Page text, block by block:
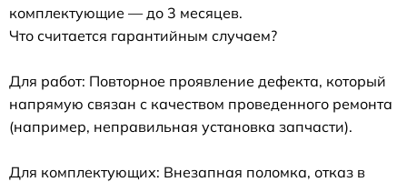
комплектующие — до 3 месяцев.
Что считается гарантийным случаем?
Для работ: Повторное проявление дефекта, который
напрямую связан с качеством проведенного ремонта
(например, неправильная установка запчасти).
Для комплектующих: Внезапная поломка, отказ в